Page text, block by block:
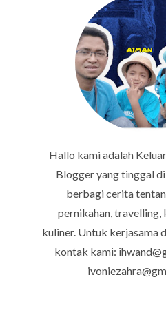
Hallo kami adalah
Blogger yang tinggal
berbagi cerita
pernikahan, travelling,
kuliner. Untuk kerjasama
kontak kami: